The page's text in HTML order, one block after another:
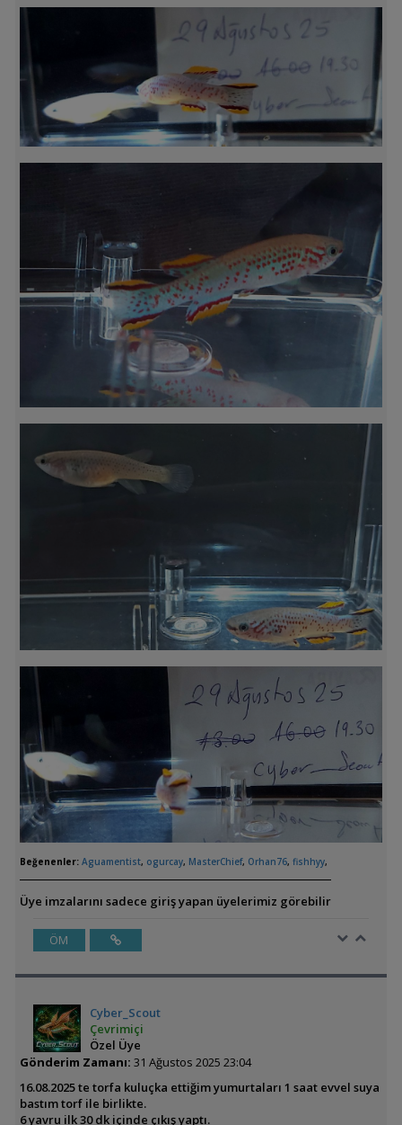
Beğenenler: Aguamentist, ogurcay, MasterChief, Orhan76, fishhyy,
Üye imzalarını sadece giriş yapan üyelerimiz görebilir
ÖM
Cyber_Scout
Çevrimiçi
Özel Üye
Gönderim Zamanı: 31 Ağustos 2025 23:04
16.08.2025 te torfa kuluçka ettiğim yumurtaları 1 saat evvel suya
bastım torf ile birlikte.
6 yavru ilk 30 dk içinde çıkış yaptı.